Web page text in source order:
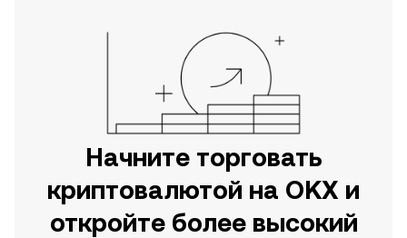
Начните торговать
криптовалютой на OKX и
откройте более высокий